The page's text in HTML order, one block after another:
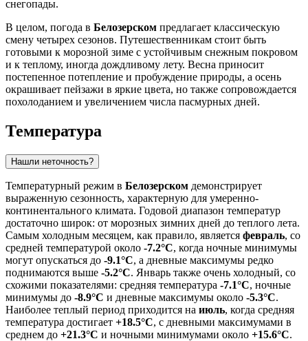
снегопады.
В целом, погода в Белозерском предлагает классическую
смену четырех сезонов. Путешественникам стоит быть
готовыми к морозной зиме с устойчивым снежным покровом
и к теплому, иногда дождливому лету. Весна приносит
постепенное потепление и пробуждение природы, а осень
окрашивает пейзажи в яркие цвета, но также сопровождается
похолоданием и увеличением числа пасмурных дней.
Температура
Нашли неточность?
Температурный режим в Белозерском демонстрирует
выраженную сезонность, характерную для умеренно-
континентального климата. Годовой диапазон температур
достаточно широк: от морозных зимних дней до теплого лета.
Самым холодным месяцем, как правило, является февраль, со
средней температурой около -7.2°C, когда ночные минимумы
могут опускаться до -9.1°C, а дневные максимумы редко
поднимаются выше -5.2°C. Январь также очень холодный, со
схожими показателями: средняя температура -7.1°C, ночные
минимумы до -8.9°C и дневные максимумы около -5.3°C.
Наиболее теплый период приходится на июль, когда средняя
температура достигает +18.5°C, с дневными максимумами в
среднем до +21.3°C и ночными минимумами около +15.6°C.